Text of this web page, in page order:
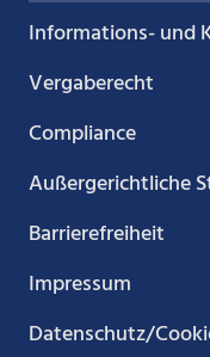
Informations- und
Vergaberecht
Compliance
Außergerichtliche
Barrierefreiheit
Impressum
Datenschutz/